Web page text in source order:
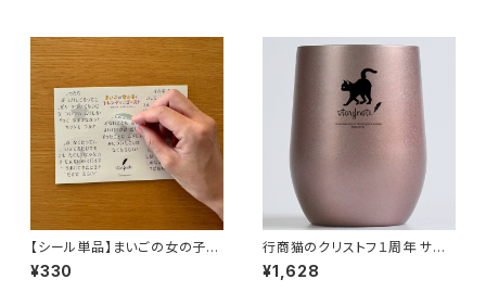
【シール単品】まいごの女の子と
トレンディ☆ゴースト ～あるい
て つくる えほん～
¥330
行商猫のクリストフ１周年 サー
モタンブラー
¥1,628